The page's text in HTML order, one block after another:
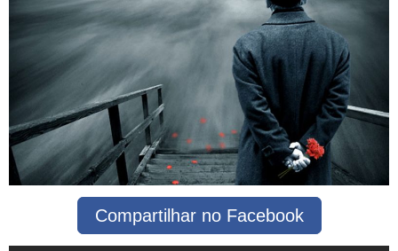
Compartilhar no Facebook